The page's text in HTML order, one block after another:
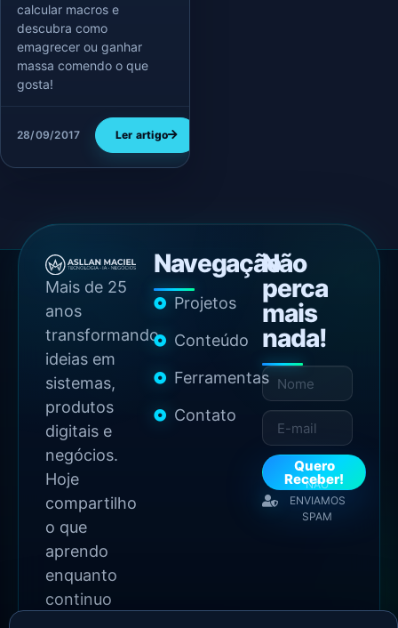
calcular macros e
descubra como
emagrecer ou ganhar
massa comendo o que
gosta!
28/09/2017 Ler artigo
Mais de 25
anos
transformando
ideias em
sistemas,
produtos
digitais e
negócios.
Hoje
compartilho
o que
aprendo
enquanto
continuo
Navegação
Projetos
Conteúdo
Ferramentas
Contato
Não
perca
mais
nada!
Quero
Receber!
NÃO
ENVIAMOS
SPAM